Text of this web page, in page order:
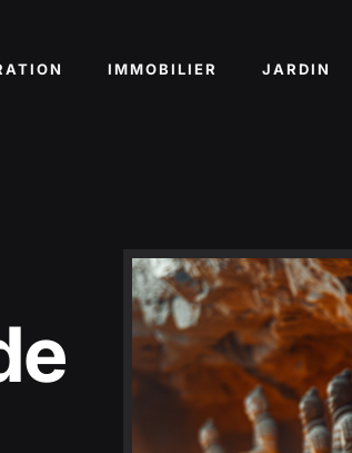
IMMOBILIER JARDIN